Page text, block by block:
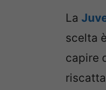
La
scelta
capire